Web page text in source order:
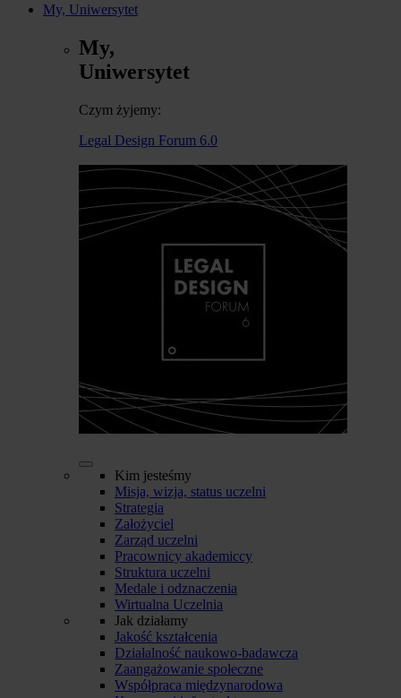
My, Uniwersytet
My,
Uniwersytet
Czym żyjemy:
Legal Design Forum 6.0
Kim jesteśmy
Misja, wizja, status uczelni
Strategia
Założyciel
Zarząd uczelni
Pracownicy akademiccy
Struktura uczelni
Medale i odznaczenia
Wirtualna Uczelnia
Jak działamy
Jakość kształcenia
Działalność naukowo-badawcza
Zaangażowanie społeczne
Współpraca międzynarodowa